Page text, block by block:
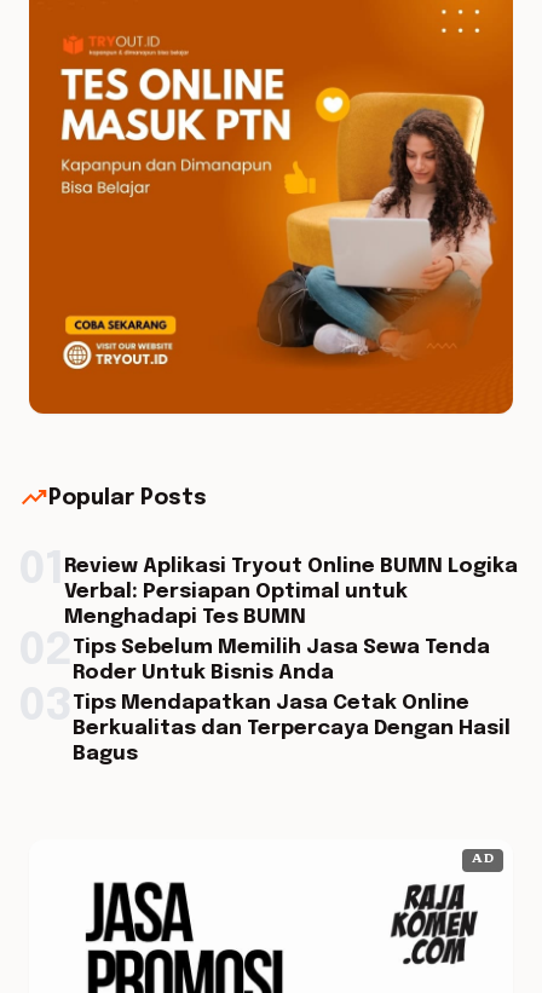
trending_up Popular Posts
Review Aplikasi Tryout Online BUMN Logika
Verbal: Persiapan Optimal untuk
Menghadapi Tes BUMN
Tips Sebelum Memilih Jasa Sewa Tenda
Roder Untuk Bisnis Anda
Tips Mendapatkan Jasa Cetak Online
Berkualitas dan Terpercaya Dengan Hasil
Bagus
AD